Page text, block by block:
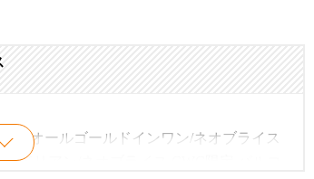
ス オールゴールドインワン/ネオブライス
ドリアン/ネオブライス CWC限定 パルコ